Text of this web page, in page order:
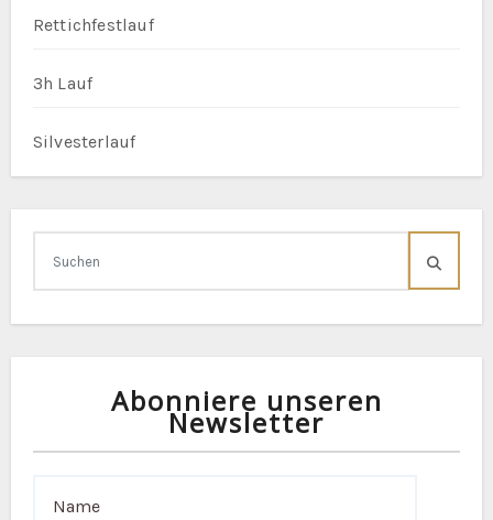
Rettichfestlauf
3h Lauf
Silvesterlauf
Abonniere unseren
Newsletter